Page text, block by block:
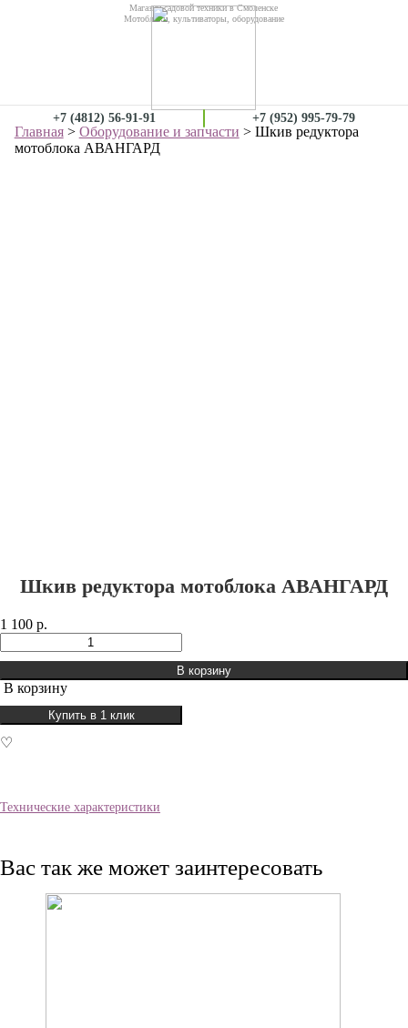
Магазин садовой техники в Смоленске
Мотоблоки, культиваторы, оборудование
+7 (4812) 56-91-91 +7 (952) 995-79-79
Главная> Оборудование и запчасти > Шкив редуктора
мотоблока АВАНГАРД
Шкив редуктора мотоблока АВАНГАРД
1 100 р.
В корзину
В корзину
Купить в 1 клик
♡
Технические характеристики
Вас так же может заинтересовать